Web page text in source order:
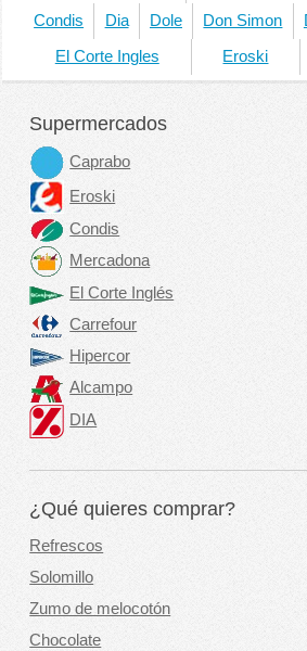
Condis Dia Dole Don Simon
El Corte Ingles Eroski
Supermercados
Caprabo
Eroski
Condis
Mercadona
El Corte Inglés
Carrefour
Hipercor
Alcampo
DIA
¿Qué quieres comprar?
Refrescos
Solomillo
Zumo de melocotón
Chocolate